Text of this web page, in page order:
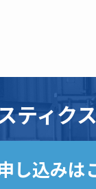
ティク
し込みは